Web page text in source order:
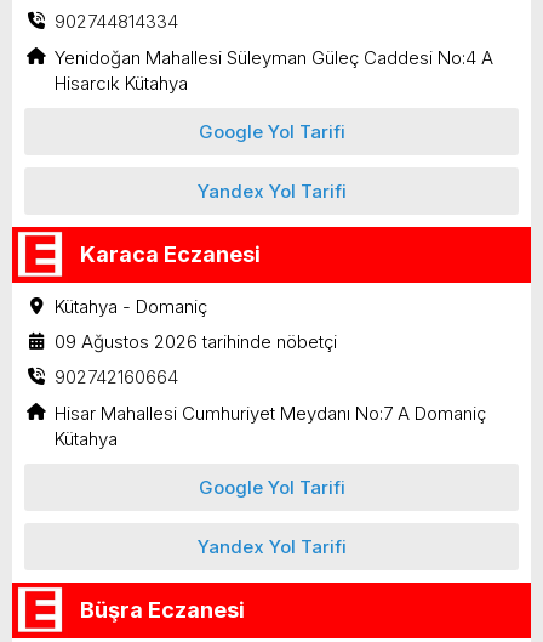
902744814334
Yenidoğan Mahallesi Süleyman Güleç Caddesi No:4 A
Hisarcık Kütahya
Google Yol Tarifi
Yandex Yol Tarifi
Karaca Eczanesi
Kütahya - Domaniç
09 Ağustos 2026 tarihinde nöbetçi
902742160664
Hisar Mahallesi Cumhuriyet Meydanı No:7 A Domaniç
Kütahya
Google Yol Tarifi
Yandex Yol Tarifi
Büşra Eczanesi